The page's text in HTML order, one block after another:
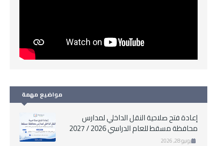
مواضيع مهمة
إعادة فتح صلاحية النقل الداخلي لمدارس
محافظة مسقط للعام الدراسي 2026 / 2027
يونيو 28, 2026